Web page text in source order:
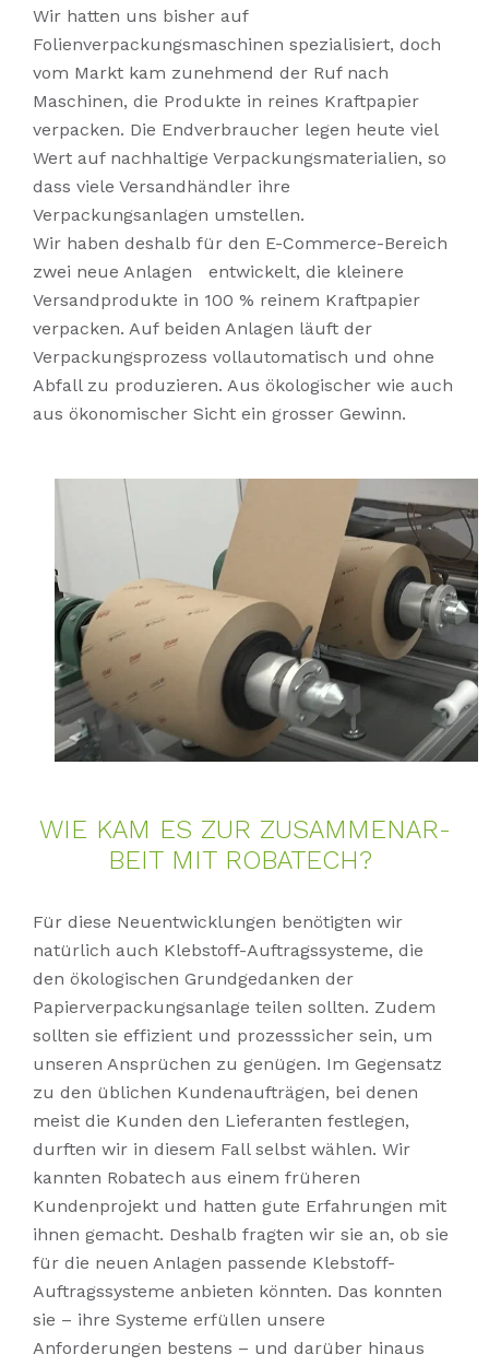
Wir hatten uns bisher auf
Folienverpackungsmaschinen spezialisiert, doch
vom Markt kam zunehmend der Ruf nach
Maschinen, die Produkte in reines Kraftpapier
verpacken. Die Endverbraucher legen heute viel
Wert auf nachhaltige Verpackungsmaterialien, so
dass viele Versandhändler ihre
Verpackungsanlagen umstellen.
Wir haben deshalb für den E-Commerce-Bereich
zwei neue Anlagen entwickelt, die kleinere
Versandprodukte in 100 % reinem Kraftpapier
verpacken. Auf beiden Anlagen läuft der
Verpackungsprozess vollautomatisch und ohne
Abfall zu produzieren. Aus ökologischer wie auch
aus ökonomischer Sicht ein grosser Gewinn.
WIE KAM ES ZUR ZU­SAM­MEN­AR­
BEIT MIT RO­BA­TECH?
Für diese Neuentwicklungen benötigten wir
natürlich auch Klebstoff-Auftragssysteme, die
den ökologischen Grundgedanken der
Papierverpackungsanlage teilen sollten. Zudem
sollten sie effizient und prozesssicher sein, um
unseren Ansprüchen zu genügen. Im Gegensatz
zu den üblichen Kundenaufträgen, bei denen
meist die Kunden den Lieferanten festlegen,
durften wir in diesem Fall selbst wählen. Wir
kannten Robatech aus einem früheren
Kundenprojekt und hatten gute Erfahrungen mit
ihnen gemacht. Deshalb fragten wir sie an, ob sie
für die neuen Anlagen passende Klebstoff-
Auftragssysteme anbieten könnten. Das konnten
sie – ihre Systeme erfüllen unsere
Anforderungen bestens – und darüber hinaus